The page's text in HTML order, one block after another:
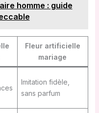
homme : guide
Fleur artificielle
mariage
Imitation fidèle,
sans parfum